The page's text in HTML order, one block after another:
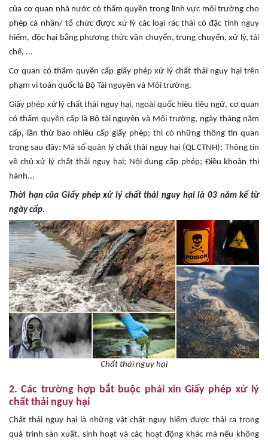
của cơ quan nhà nước có thẩm quyền trong lĩnh vực môi trường cho
phép cá nhân/ tổ chức được xử lý các loại rác thải có đặc tính nguy
hiểm, độc hại bằng phương thức vận chuyển, trung chuyển, xử lý, tái
chế, ...
Cơ quan có thẩm quyền cấp giấy phép xử lý chất thải nguy hại trên
phạm vi toàn quốc là Bộ Tài nguyên và Môi trường.
Giấy phép xử lý chất thải nguy hại, ngoài quốc hiệu tiêu ngữ, cơ quan
có thẩm quyền cấp là Bộ tài nguyên và Môi trường, ngày tháng năm
cấp, lần thứ bao nhiêu cấp giấy phép; thì có những thông tin quan
trọng sau đây: Mã số quản lý chất thải nguy hại (QL CTNH); Thông tin
về chủ xử lý chất thải nguy hại; Nội dung cấp phép; Điều khoản thi
hành...
Thời hạn của Giấy phép xử lý chất thải nguy hại là 03 năm kể từ
ngày cấp.
Chất thải nguy hại
2. Các trường hợp bắt buộc phải xin Giấy phép xử lý
chất thải nguy hại
Chất thải nguy hại là những vật chất nguy hiểm được thải ra trong
quá trình sản xuất, sinh hoạt và các hoạt động khác mà nếu không